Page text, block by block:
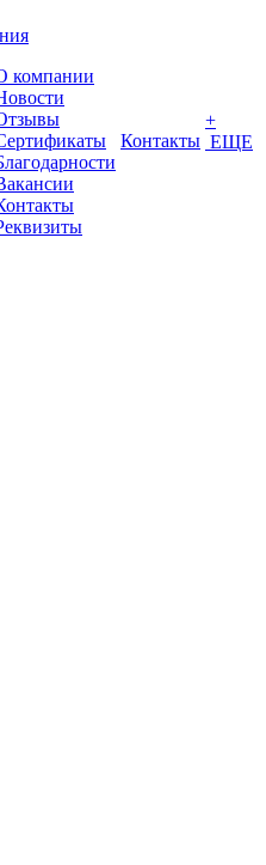
компании
Контакты
+
ЕЩЕ